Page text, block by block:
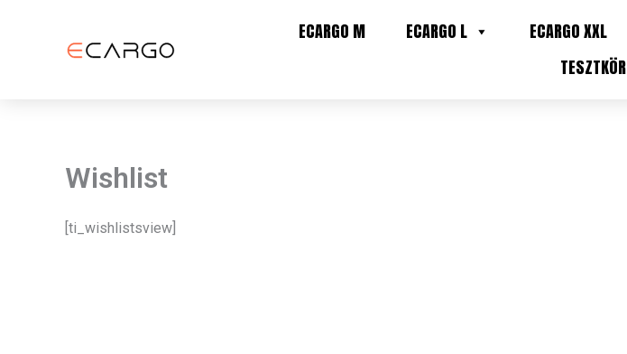
ECARGO M ECARGO L ECARGO XXL
TESZTKÖR
Wishlist
[ti_wishlistsview]